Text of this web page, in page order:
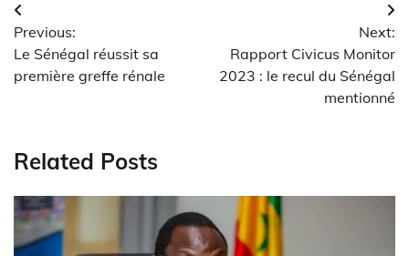
Navigation
de
l’article
Previous:
Le Sénégal réussit sa
première greffe rénale
Next:
Rapport Civicus Monitor
2023 : le recul du Sénégal
mentionné
Related Posts